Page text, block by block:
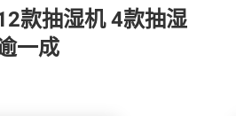
湿机 4款抽湿
一成